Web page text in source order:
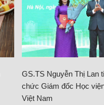
GS.TS Nguyễn Thị Lan
chức Giám đốc Học
Việt Nam